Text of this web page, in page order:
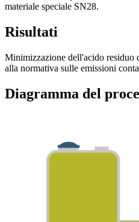
materiale speciale SN28.
Risultati
Minimizzazione dell'acido residuo
alla normativa sulle emissioni
Diagramma del